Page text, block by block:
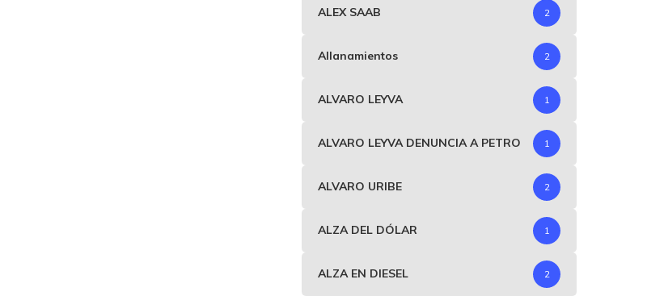
ALEX SAAB 2
Allanamientos 2
ALVARO LEYVA 1
ALVARO LEYVA DENUNCIA A PETRO 1
ALVARO URIBE 2
ALZA DEL DÓLAR 1
ALZA EN DIESEL 2